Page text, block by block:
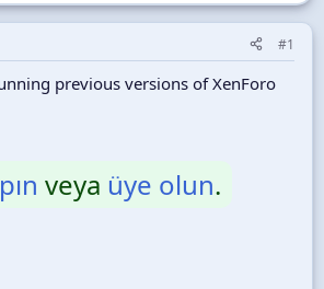
#1
previous versions of XenForo
veya üye olun.